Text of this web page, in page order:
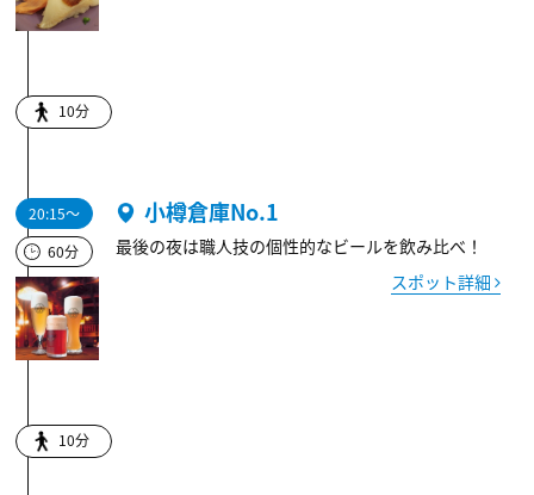
10分
20:15～
60分
小樽倉庫No.1
最後の夜は職人技の個性的なビールを飲み比べ！
スポット詳細
10分